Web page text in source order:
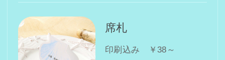
席札
印刷込み ￥38～